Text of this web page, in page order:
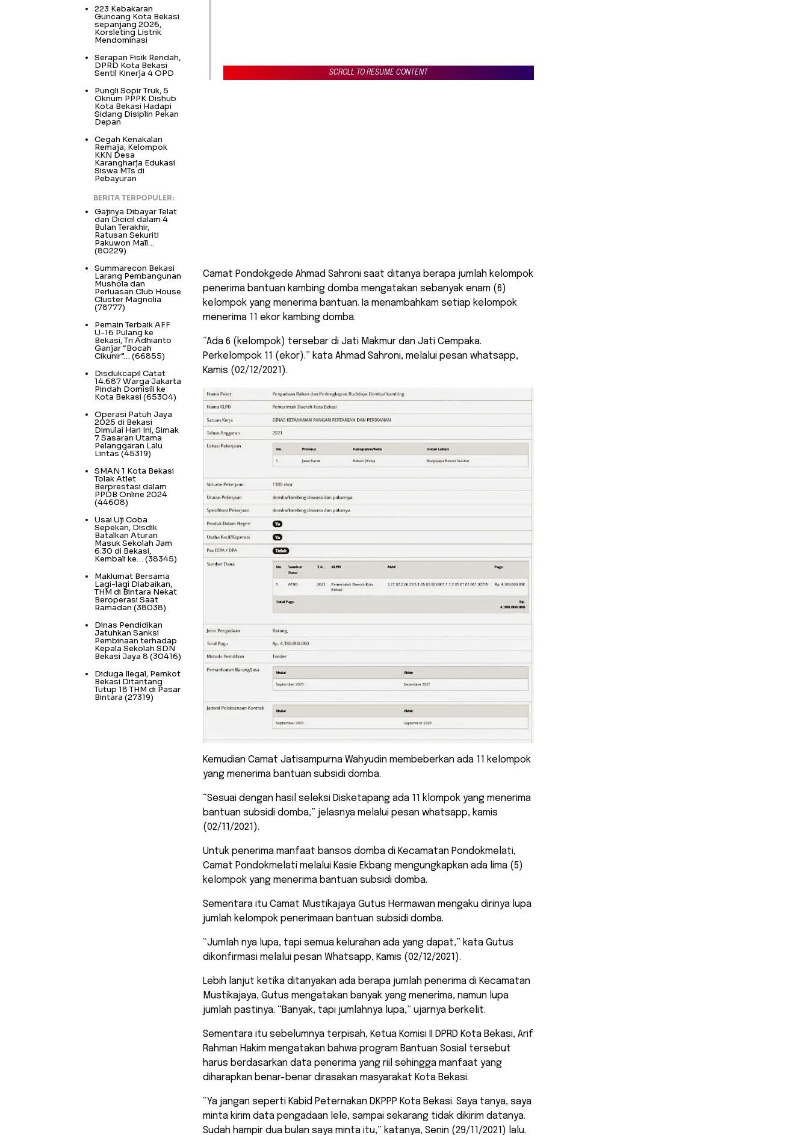
SCROLL TO RESUME CONTENT
Camat Pondokgede Ahmad Sahroni saat ditanya berapa jumlah kelompok
penerima bantuan kambing domba mengatakan sebanyak enam (6)
kelompok yang menerima bantuan. Ia menambahkam setiap kelompok
menerima 11 ekor kambing domba.
“Ada 6 (kelompok) tersebar di Jati Makmur dan Jati Cempaka.
Perkelompok 11 (ekor).” kata Ahmad Sahroni, melalui pesan whatsapp,
Kamis (02/12/2021).
Kemudian Camat Jatisampurna Wahyudin membeberkan ada 11 kelompok
yang menerima bantuan subsidi domba.
“Sesuai dengan hasil seleksi Disketapang ada 11 klompok yang menerima
bantuan subsidi domba,” jelasnya melalui pesan whatsapp, kamis
(02/11/2021).
Untuk penerima manfaat bansos domba di Kecamatan Pondokmelati,
Camat Pondokmelati melalui Kasie Ekbang mengungkapkan ada lima (5)
kelompok yang menerima bantuan subsidi domba.
Sementara itu Camat Mustikajaya Gutus Hermawan mengaku dirinya lupa
jumlah kelompok penerimaan bantuan subsidi domba.
“Jumlah nya lupa, tapi semua kelurahan ada yang dapat,” kata Gutus
dikonfirmasi melalui pesan Whatsapp, Kamis (02/12/2021).
Lebih lanjut ketika ditanyakan ada berapa jumlah penerima di Kecamatan
Mustikajaya, Gutus mengatakan banyak yang menerima, namun lupa
jumlah pastinya. “Banyak, tapi jumlahnya lupa,” ujarnya berkelit.
Sementara itu sebelumnya terpisah, Ketua Komisi II DPRD Kota Bekasi, Arif
Rahman Hakim mengatakan bahwa program Bantuan Sosial tersebut
harus berdasarkan data penerima yang riil sehingga manfaat yang
diharapkan benar-benar dirasakan masyarakat Kota Bekasi.
“Ya jangan seperti Kabid Peternakan DKPPP Kota Bekasi. Saya tanya, saya
minta kirim data pengadaan lele, sampai sekarang tidak dikirim datanya.
Sudah hampir dua bulan saya minta itu,” katanya, Senin (29/11/2021) lalu.
223 Kebakaran
Guncang Kota Bekasi
sepanjang 2026,
Korsleting Listrik
Mendominasi
Serapan Fisik Rendah,
DPRD Kota Bekasi
Sentil Kinerja 4 OPD
Pungli Sopir Truk, 5
Oknum PPPK Dishub
Kota Bekasi Hadapi
Sidang Disiplin Pekan
Depan
Cegah Kenakalan
Remaja, Kelompok
KKN Desa
Karangharja Edukasi
Siswa MTs di
Pebayuran
BERITA TERPOPULER:
Gajinya Dibayar Telat
dan Dicicil dalam 4
Bulan Terakhir,
Ratusan Sekuriti
Pakuwon Mall…
(80229)
Summarecon Bekasi
Larang Pembangunan
Mushola dan
Perluasan Club House
Cluster Magnolia
(78777)
Pemain Terbaik AFF
U-16 Pulang ke
Bekasi, Tri Adhianto
Ganjar “Bocah
Cikunir”… (66855)
Disdukcapil Catat
14.687 Warga Jakarta
Pindah Domisili ke
Kota Bekasi (65304)
Operasi Patuh Jaya
2025 di Bekasi
Dimulai Hari Ini, Simak
7 Sasaran Utama
Pelanggaran Lalu
Lintas(45319)
SMAN 1 Kota Bekasi
Tolak Atlet
Berprestasi dalam
PPDB Online 2024
(44608)
Usai Uji Coba
Sepekan, Disdik
Batalkan Aturan
Masuk Sekolah Jam
6.30 di Bekasi,
Kembali ke… (38345)
Maklumat Bersama
Lagi-lagi Diabaikan,
THM di Bintara Nekat
Beroperasi Saat
Ramadan (38038)
Dinas Pendidikan
Jatuhkan Sanksi
Pembinaan terhadap
Kepala Sekolah SDN
Bekasi Jaya 8 (30416)
Diduga Ilegal, Pemkot
Bekasi Ditantang
Tutup 18 THM di Pasar
Bintara (27319)